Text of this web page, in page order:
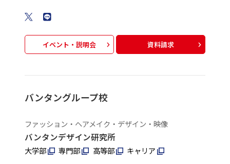
イベント・説明会 資料請求
バンタングループ校
ファッション・ヘアメイク・デザイン・映像
バンタンデザイン研究所
大学部 専門部 高等部
キャリア